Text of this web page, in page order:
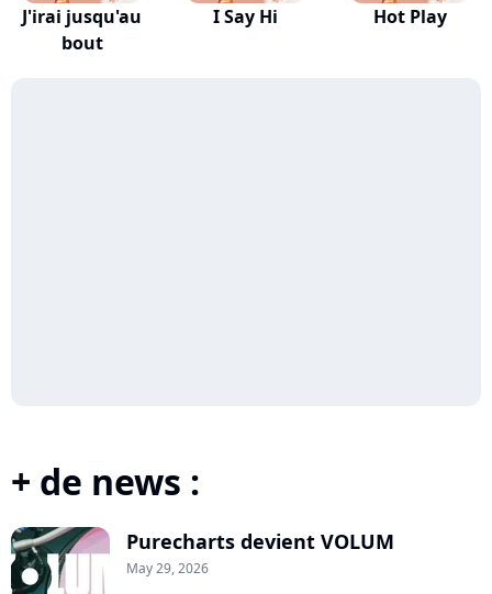
J'irai jusqu'au
bout
I Say Hi Hot Play
+ de news :
Purecharts devient VOLUM
May 29, 2026